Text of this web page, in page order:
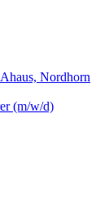
Nordhorn
(m/w/d)